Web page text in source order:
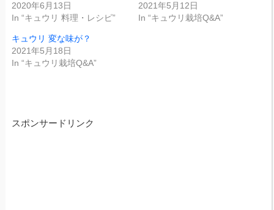
2020年6月13日
In “キュウリ 料理・レシピ”
2021年5月12日
In “キュウリ栽培Q&A”
キュウリ 変な味が？
2021年5月18日
In “キュウリ栽培Q&A”
スポンサードリンク